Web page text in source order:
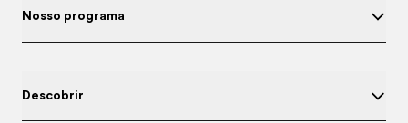
Nosso programa
Descobrir